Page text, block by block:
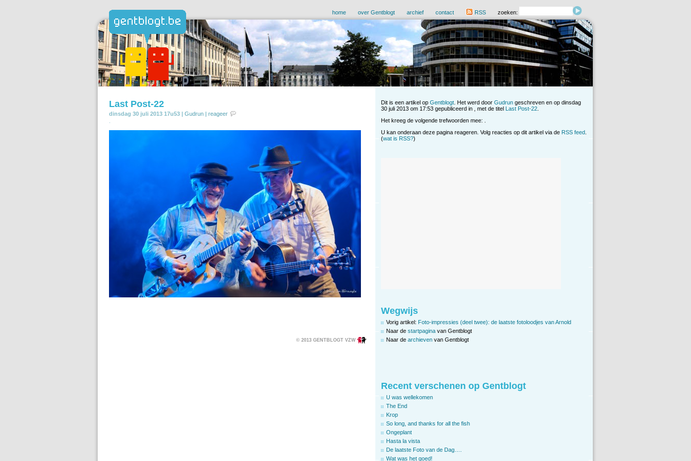
home over Gentblogt archief contact RSS zoeken:
Last Post-22
dinsdag 30 juli 2013 17u53 | Gudrun | reageer
© 2013 GENTBLOGT VZW
Dit is een artikel op Gentblogt . Het werd door Gudrun geschreven en op dinsdag
30 juli 2013 om 17:53 gepubliceerd in , met de titel
Last Post-22
Het kreeg de volgende trefwoorden mee: .
U kan onderaan deze pagina reageren. Volg reacties op dit artikel via de RSS feed.
(wat is RSS?)
Wegwijs
Vorig artikel: Foto-impressies (deel twee): de laatste fotoloodjes van Arnold
Naar de startpagina van Gentblogt
Naar de archieven van Gentblogt
Recent verschenen op Gentblogt
U was wellekomen
The End
Krop
So long, and thanks for all the fish
Ongeplant
Hasta la vista
De laatste Foto van de Dag….
Wat was het goed!